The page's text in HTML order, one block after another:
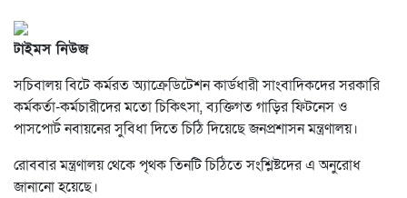
টাইমস নিউজ
সচিবালয় বিটে কর্মরত অ্যাক্রেডিটেশন কার্ডধারী সাংবাদিকদের সরকারি
কর্মকর্তা-কর্মচারীদের মতো চিকিৎসা, ব্যক্তিগত গাড়ির ফিটনেস ও
পাসপোর্ট নবায়নের সুবিধা দিতে চিঠি দিয়েছে জনপ্রশাসন মন্ত্রণালয়।
রোববার মন্ত্রণালয় থেকে পৃথক তিনটি চিঠিতে সংশ্লিষ্টদের এ অনুরোধ
জানানো হয়েছে।